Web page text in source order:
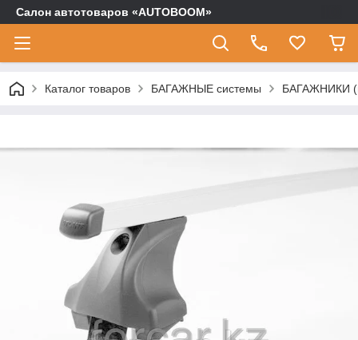
Салон автотоваров «AUTOBOOM»
Каталог товаров БАГАЖНЫЕ системы БАГАЖНИКИ